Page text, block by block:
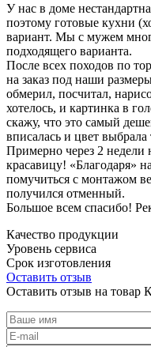
У нас в доме
поэтому готовые кухни
вариант. Мы с мужем
подходящего варианта.
После всех походов по
на заказ под наши
обмерил, посчитал,
хотелось, и картинка в
скажу, что это самый
вписалась и цвет
Примерно через 2
красавицу! «Благодаря»
помучиться с монтажом
получился отменный.
Большое всем спасибо!
Качество продукции
Уровень сервиса
Срок изготовления
Оставить отзыв
Оставить отзыв на товар